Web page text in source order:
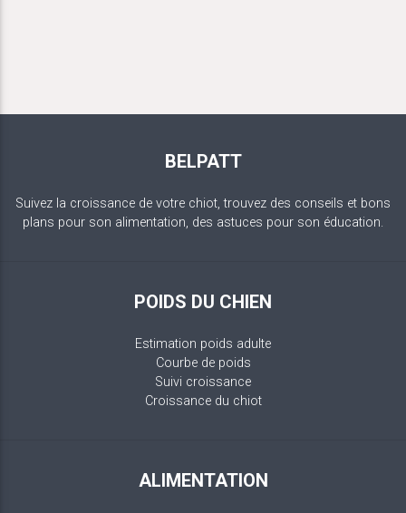
BELPATT
Suivez la croissance de votre chiot, trouvez des conseils et bons
plans pour son alimentation, des astuces pour son éducation.
POIDS DU CHIEN
Estimation poids adulte
Courbe de poids
Suivi croissance
Croissance du chiot
ALIMENTATION